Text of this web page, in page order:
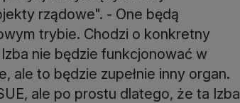
rządowe". - One będą
trybie. Chodzi o konkretny
nie będzie funkcjonować w
ale to będzie zupełnie inny organ.
ale po prostu dlatego, że ta Izba